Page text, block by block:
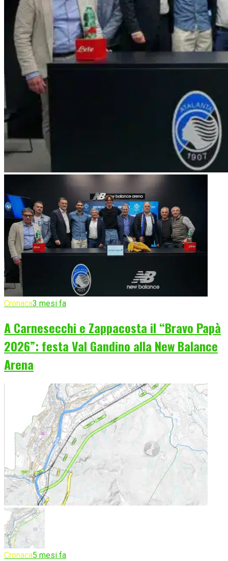
Cronaca3 mesi fa
A Carnesecchi e Zappacosta il “Bravo Papà
2026”: festa Val Gandino alla New Balance
Arena
Cronaca5 mesi fa